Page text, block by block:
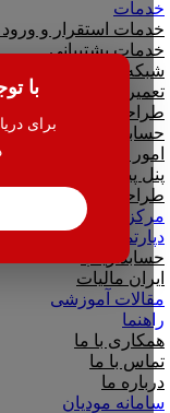
با
برای
خدمات
خدمات استقرار و
خدمات پشتیبانی
شبکه و امنیت شبکه
تعمیرات کامپیوتر و
طراحی فاکتور
حسابداری مالی و
امور مالیاتی
پنل پیامک
طراحی سایت
مرکز دانلود
دپارتمان ها
حسابداریاب
ایران مالیات
مقالات آموزشی
راهنما
همکاری با ما
تماس با ما
درباره ما
سامانه مودیان